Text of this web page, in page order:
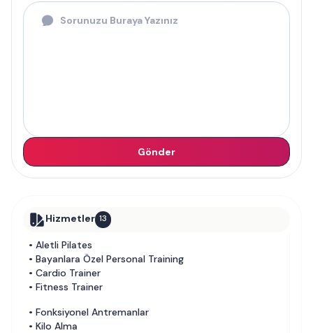
Gönder
Hizmetler 13
• Aletli Pilates
• Bayanlara Özel Personal Training
• Cardio Trainer
• Fitness Trainer
• Fonksiyonel Antremanlar
• Kilo Alma